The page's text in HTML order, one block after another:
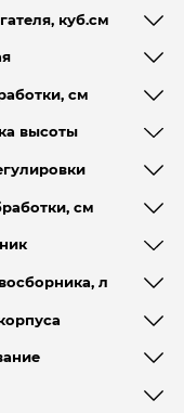
куб.см
см
высоты
см
л